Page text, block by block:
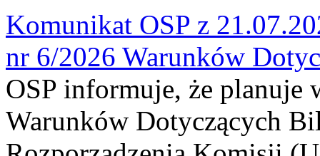
Komunikat OSP z
nr 6/2026 Warunków
OSP informuje, że planuje
Warunków Dotyczących